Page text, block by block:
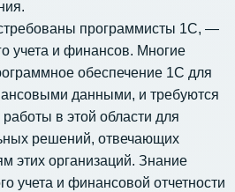
программисты 1С, —
учета и финансов. Многие
обеспечение 1С для
данными, и требуются
в этой области для
решений, отвечающих
этих организаций. Знание
учета и финансовой отчетности